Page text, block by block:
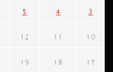
3
4
5
10
11
12
17
18
19